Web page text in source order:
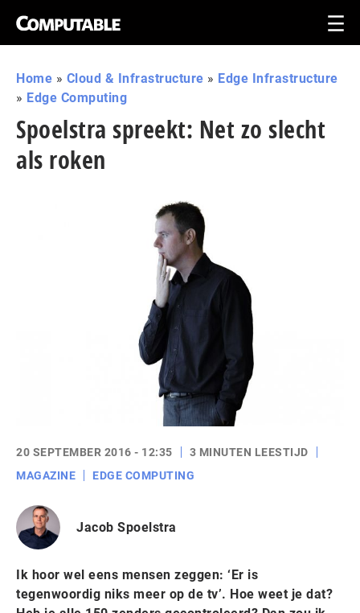
Home » Cloud & Infrastructure » Edge Infrastructure
» Edge Computing
Spoelstra spreekt: Net zo slecht
als roken
20 SEPTEMBER 2016 - 12:35
3 MINUTEN LEESTIJD
MAGAZINE
EDGE COMPUTING
Jacob Spoelstra
Ik hoor wel eens mensen zeggen: ‘Er is
tegenwoordig niks meer op de tv’. Hoe weet je dat?